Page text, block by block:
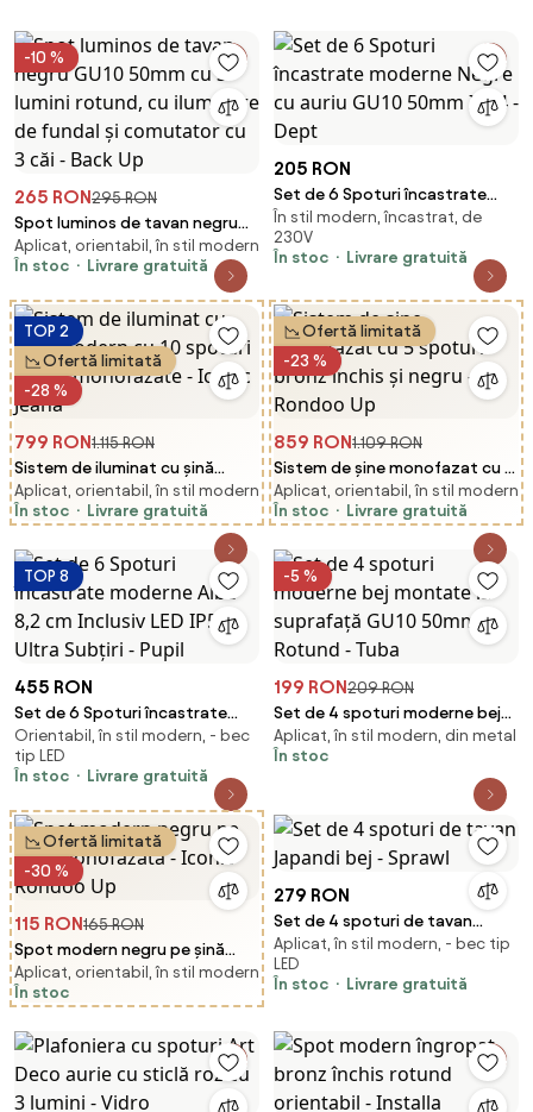
-10 %
265 RON295 RON
Spot luminos de tavan negru
GU10 50mm cu 3 lumini rotund,
cu iluminare de fundal și
comutator cu 3 căi - Back Up
Aplicat, orientabil, în stil modern
În stoc
Livrare gratuită
205 RON
Set de 6 Spoturi încastrate
moderne Negre cu auriu GU10
50mm IP44 - Dept
În stil modern, încastrat, de
230V
În stoc
Livrare gratuită
TOP 2
Ofertă limitată
-28 %
799 RON1.115 RON
Sistem de iluminat cu șină
modern cu 10 spoturi negre
monofazate - Iconic Jeana
Aplicat, orientabil, în stil modern
În stoc
Livrare gratuită
Ofertă limitată
-23 %
859 RON1.109 RON
Sistem de șine monofazat cu 5
spoturi bronz închis și negru -
Rondoo Up
Aplicat, orientabil, în stil modern
În stoc
Livrare gratuită
TOP 8
455 RON
Set de 6 Spoturi încastrate
moderne Albe 8,2 cm Inclusiv
LED IP54 Ultra Subțiri - Pupil
Orientabil, în stil modern, - bec
tip LED
În stoc
Livrare gratuită
-5 %
199 RON209 RON
Set de 4 spoturi moderne bej
montate la suprafață GU10
50mm Rotund - Tuba
Aplicat, în stil modern, din metal
În stoc
Ofertă limitată
-30 %
115 RON165 RON
Spot modern negru pe șină
monofazată - Iconic Rondoo
Up
Aplicat, orientabil, în stil modern
În stoc
279 RON
Set de 4 spoturi de tavan
Japandi bej - Sprawl
Aplicat, în stil modern, - bec tip
LED
În stoc
Livrare gratuită